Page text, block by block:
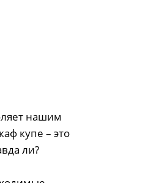
нашим
купе – это
ли?